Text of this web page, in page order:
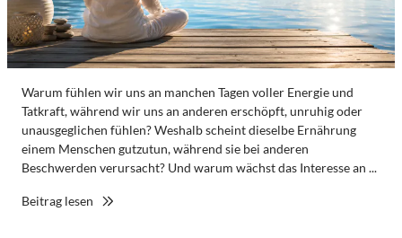
Warum fühlen wir uns an manchen Tagen voller Energie und
Tatkraft, während wir uns an anderen erschöpft, unruhig oder
unausgeglichen fühlen? Weshalb scheint dieselbe Ernährung
einem Menschen gutzutun, während sie bei anderen
Beschwerden verursacht? Und warum wächst das Interesse an ...
Beitrag lesen